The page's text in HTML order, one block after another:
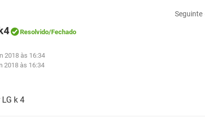
Seguinte
Resolvido/Fechado
2018 às 16:34
2018 às 16:34
k 4